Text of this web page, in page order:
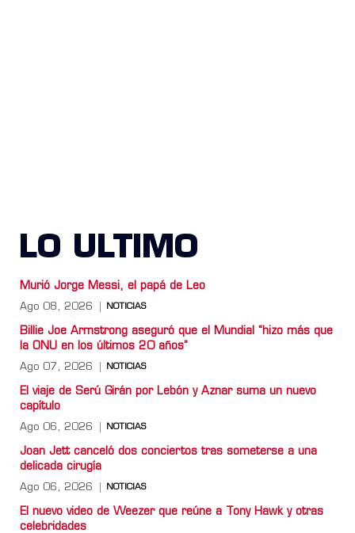
LO ULTIMO
Murió Jorge Messi, el papá de Leo
Ago 08, 2026 NOTICIAS
Billie Joe Armstrong aseguró que el Mundial “hizo más que
la ONU en los últimos 20 años”
Ago 07, 2026 NOTICIAS
El viaje de Serú Girán por Lebón y Aznar suma un nuevo
capítulo
Ago 06, 2026 NOTICIAS
Joan Jett canceló dos conciertos tras someterse a una
delicada cirugía
Ago 06, 2026 NOTICIAS
El nuevo video de Weezer que reúne a Tony Hawk y otras
celebridades